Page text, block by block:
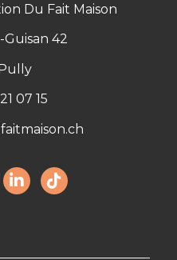
Du Fait Maison
Guisan 42
07 15